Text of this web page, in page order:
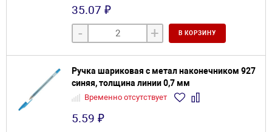
35.07 ₽
- + В КОРЗИНУ
Ручка шариковая с метал наконечником 927
синяя, толщина линии 0,7 мм
Временно отсутствует
5.59 ₽